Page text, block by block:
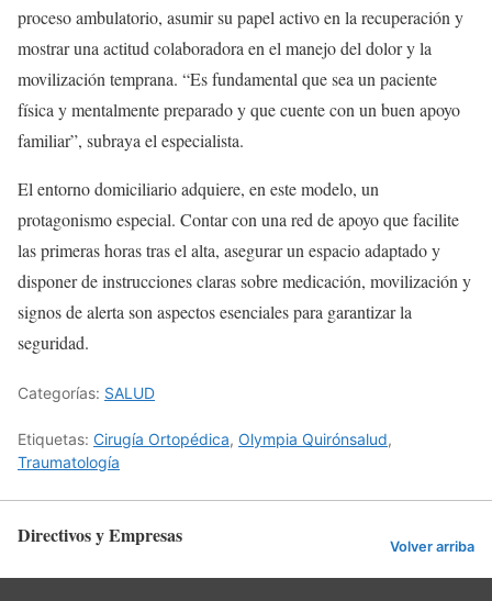
proceso ambulatorio, asumir su papel activo en la recuperación y
mostrar una actitud colaboradora en el manejo del dolor y la
movilización temprana. “Es fundamental que sea un paciente
física y mentalmente preparado y que cuente con un buen apoyo
familiar”, subraya el especialista.
El entorno domiciliario adquiere, en este modelo, un
protagonismo especial. Contar con una red de apoyo que facilite
las primeras horas tras el alta, asegurar un espacio adaptado y
disponer de instrucciones claras sobre medicación, movilización y
signos de alerta son aspectos esenciales para garantizar la
seguridad.
Categorías: SALUD
Etiquetas: Cirugía Ortopédica, Olympia Quirónsalud,
Traumatología
Directivos y Empresas Volver arriba